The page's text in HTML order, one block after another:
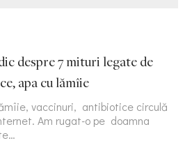
despre 7 mituri legate de
apa cu lămîie
vaccinuri, antibiotice circulă
Am rugat-o pe doamna